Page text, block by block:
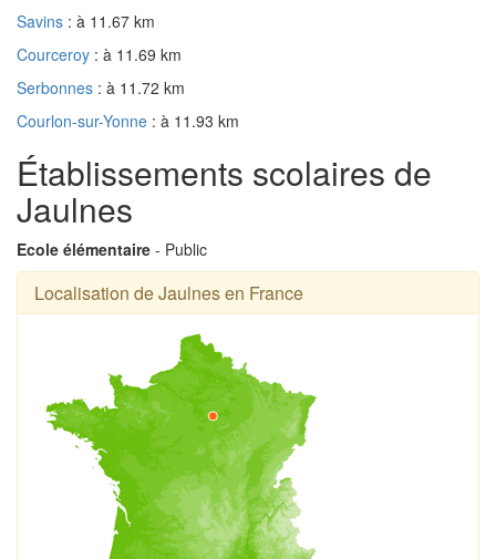
Savins : à 11.67 km
Courceroy : à 11.69 km
Serbonnes : à 11.72 km
Courlon-sur-Yonne : à 11.93 km
Établissements scolaires de
Jaulnes
Ecole élémentaire - Public
Localisation de Jaulnes en France